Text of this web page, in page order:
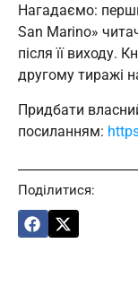
Нагадаємо:
San Marino»
після її виходу.
другому тиражі
Придбати
посиланням:
Поділитися: